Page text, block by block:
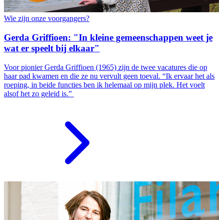
Wie zijn onze voorgangers?
Gerda Griffioen: "In kleine gemeenschappen weet je
wat er speelt bij elkaar"
Voor pionier Gerda Griffioen (1965) zijn de twee vacatures die op
haar pad kwamen en die ze nu vervult geen toeval. “Ik ervaar het als
roeping, in beide functies ben ik helemaal op mijn plek. Het voelt
alsof het zo geleid is.”